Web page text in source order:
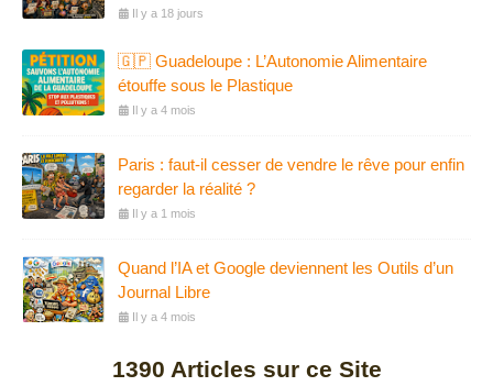
Il y a 18 jours
🇬🇵 Guadeloupe : L’Autonomie Alimentaire
étouffe sous le Plastique
Il y a 4 mois
Paris : faut-il cesser de vendre le rêve pour enfin
regarder la réalité ?
Il y a 1 mois
Quand l’IA et Google deviennent les Outils d’un
Journal Libre
Il y a 4 mois
1390 Articles sur ce Site